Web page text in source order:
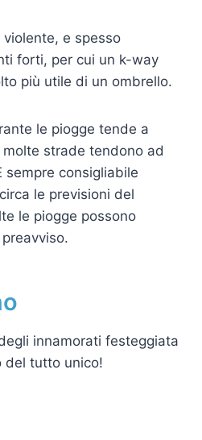
e spesso
forti, per cui un k-way
più utile di un ombrello.
le piogge tende a
strade tendono ad
sempre consigliabile
le previsioni del
le piogge possono
innamorati festeggiata
del tutto unico!